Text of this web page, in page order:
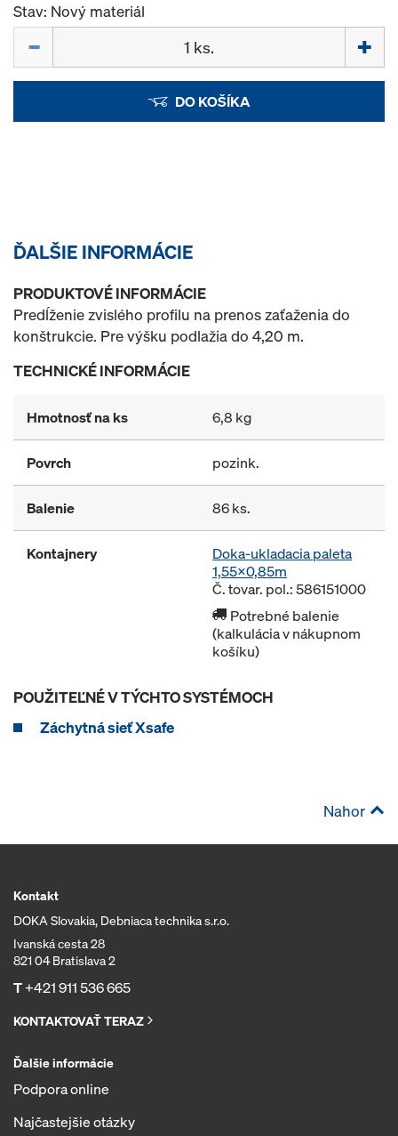
Stav: Nový materiál
DO KOŠÍKA
ĎALŠIE INFORMÁCIE
PRODUKTOVÉ INFORMÁCIE
Predĺženie zvislého profilu na prenos zaťaženia do
konštrukcie. Pre výšku podlažia do 4,20 m.
TECHNICKÉ INFORMÁCIE
Hmotnosť na ks 6,8 kg
Povrch pozink.
Balenie 86 ks.
Kontajnery
Doka-ukladacia paleta
1,55x0,85m
Č. tovar. pol.: 586151000
Potrebné balenie
(kalkulácia v nákupnom
košíku)
POUŽITEĽNÉ V TÝCHTO SYSTÉMOCH
Záchytná sieť Xsafe
Nahor
Kontakt
DOKA Slovakia, Debniaca technika s.r.o.
Ivanská cesta 28
821 04 Bratislava 2
T+421 911 536 665
KONTAKTOVAŤ TERAZ
Ďalšie informácie
Podpora online
Najčastejšie otázky